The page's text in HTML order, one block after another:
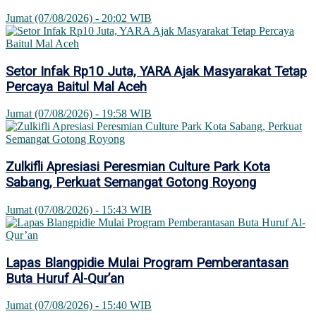
Jumat (07/08/2026) - 20:02 WIB
Setor Infak Rp10 Juta, YARA Ajak Masyarakat Tetap
Percaya Baitul Mal Aceh
Jumat (07/08/2026) - 19:58 WIB
Zulkifli Apresiasi Peresmian Culture Park Kota
Sabang, Perkuat Semangat Gotong Royong
Jumat (07/08/2026) - 15:43 WIB
Lapas Blangpidie Mulai Program Pemberantasan
Buta Huruf Al-Qur’an
Jumat (07/08/2026) - 15:40 WIB